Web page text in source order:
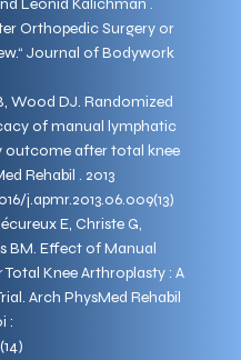
Leonid Kalichman .
Orthopedic Surgery or
Journal of Bodywork
Wood DJ. Randomized
of manual lymphatic
outcome after total knee
Rehabil . 2013
j.apmr.2013.06.009(13)
E, Christe G,
BM. Effect of Manual
Knee Arthroplasty : A
Arch PhysMed Rehabil
: